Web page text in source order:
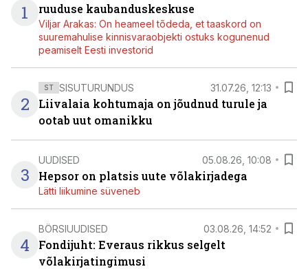
1
ruuduse kaubanduskeskuse
Viljar Arakas: On heameel tõdeda, et taaskord on
suuremahulise kinnisvaraobjekti ostuks kogunenud
peamiselt Eesti investorid
2
ST SISUTURUNDUS 31.07.26, 12:13
Liivalaia kohtumaja on jõudnud turule ja
ootab uut omanikku
3
UUDISED 05.08.26, 10:08
Hepsor on platsis uute võlakirjadega
Lätti liikumine süveneb
4
BÖRSIUUDISED 03.08.26, 14:52
Fondijuht: Everaus rikkus selgelt
võlakirjatingimusi